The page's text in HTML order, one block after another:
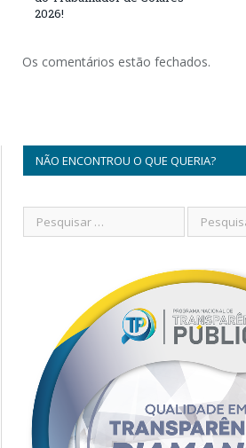
2026!
Os comentários estão fechados.
NÃO ENCONTROU O QUE QUERIA?